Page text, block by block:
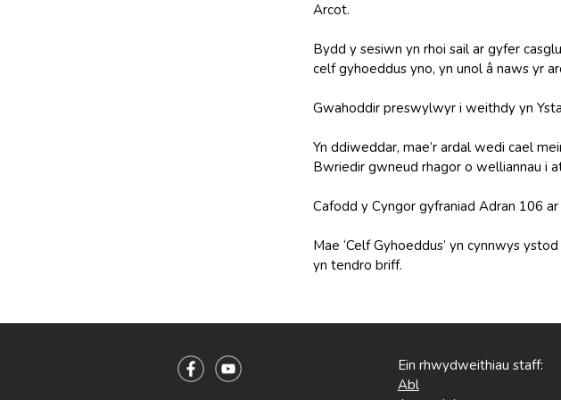
Arcot.
Bydd y sesiwn yn rhoi sail ar gyfer
celf gyhoeddus yno, yn unol â naws yr
Gwahoddir preswylwyr i weithdy yn
Yn ddiweddar, mae’r ardal wedi cael
Bwriedir gwneud rhagor o welliannau i
Cafodd y Cyngor gyfraniad Adran 106
Mae ‘Celf Gyhoeddus’ yn cynnwys
yn tendro briff.
Ein rhwydweithiau staff:
Abl